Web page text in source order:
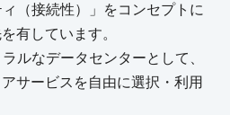
（接続性）」をコンセプトに
有しています。
ルなデータセンターとして、
サービスを自由に選択・利用